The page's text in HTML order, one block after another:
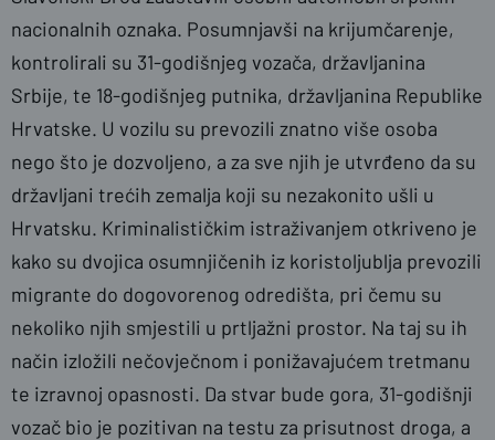
nacionalnih oznaka. Posumnjavši na krijumčarenje,
kontrolirali su 31-godišnjeg vozača, državljanina
Srbije, te 18-godišnjeg putnika, državljanina Republike
Hrvatske. U vozilu su prevozili znatno više osoba
nego što je dozvoljeno, a za sve njih je utvrđeno da su
državljani trećih zemalja koji su nezakonito ušli u
Hrvatsku. Kriminalističkim istraživanjem otkriveno je
kako su dvojica osumnjičenih iz koristoljublja prevozili
migrante do dogovorenog odredišta, pri čemu su
nekoliko njih smjestili u prtljažni prostor. Na taj su ih
način izložili nečovječnom i ponižavajućem tretmanu
te izravnoj opasnosti. Da stvar bude gora, 31-godišnji
vozač bio je pozitivan na testu za prisutnost droga, a